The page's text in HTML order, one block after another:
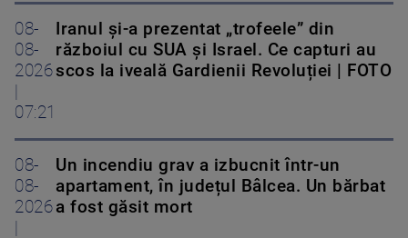
08-
08-
2026
07:21
Iranul și-a prezentat „trofeele” din
războiul cu SUA și Israel. Ce capturi au
scos la iveală Gardienii Revoluției | FOTO
08-
08-
2026
Un incendiu grav a izbucnit într-un
apartament, în județul Bâlcea. Un bărbat
a fost găsit mort